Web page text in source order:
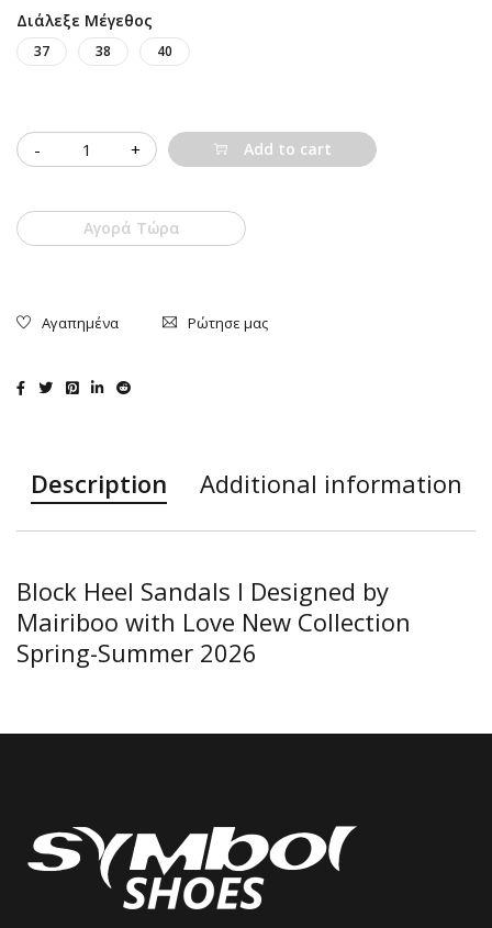
Διάλεξε Μέγεθος
37 38 40
Add to cart
Αγορά Τώρα
Ρώτησε μας
Description Additional information
Block Heel Sandals I Designed by
Mairiboo with Love New Collection
Spring-Summer 2026